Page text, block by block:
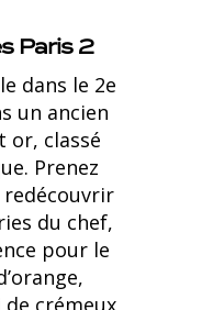
Paris 2
dans le 2e
un ancien
or, classé
Prenez
du chef,
pour le
crémeux